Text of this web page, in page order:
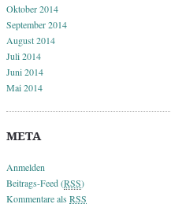
Oktober 2014
September 2014
August 2014
Juli 2014
Juni 2014
Mai 2014
META
Anmelden
Beitrags-Feed (RSS)
Kommentare als RSS